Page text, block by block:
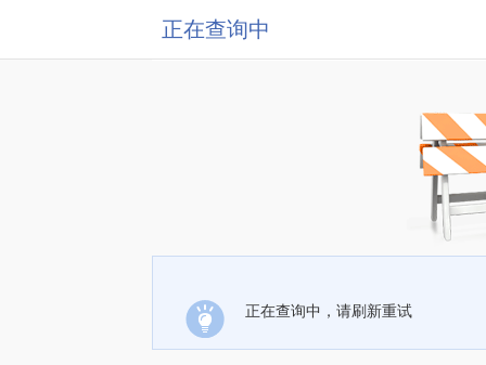
正在查询中
正在查询中，请刷新重试